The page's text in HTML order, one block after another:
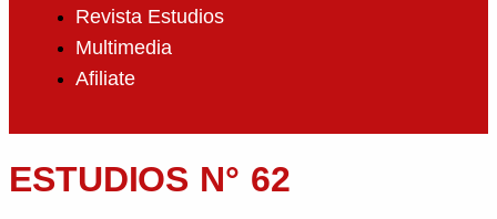
Revista Estudios
Multimedia
Afiliate
ESTUDIOS N° 62